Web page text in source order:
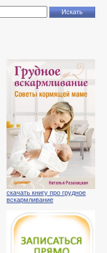
скачать книгу про грудное
вскармливание